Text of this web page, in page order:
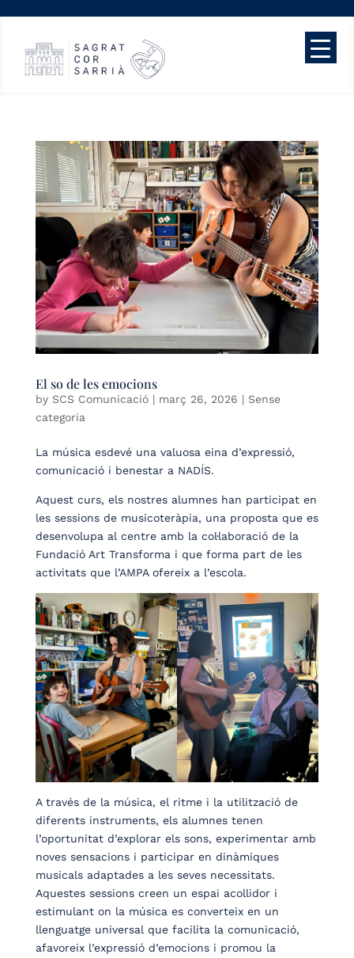
El so de les emocions
by SCS Comunicació| març 26, 2026 | Sense
categoria
La música esdevé una valuosa eina d’expressió,
comunicació i benestar a NADÍS.
Aquest curs, els nostres alumnes han participat en
les sessions de musicoteràpia, una proposta que es
desenvolupa al centre amb la col·laboració de la
Fundació Art Transforma i que forma part de les
activitats que l’AMPA ofereix a l’escola.
A través de la música, el ritme i la utilització de
diferents instruments, els alumnes tenen
l’oportunitat d’explorar els sons, experimentar amb
noves sensacions i participar en dinàmiques
musicals adaptades a les seves necessitats.
Aquestes sessions creen un espai acollidor i
estimulant on la música es converteix en un
llenguatge universal que facilita la comunicació,
afavoreix l’expressió d’emocions i promou la